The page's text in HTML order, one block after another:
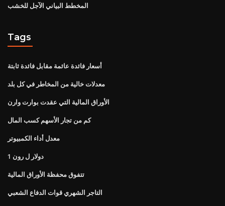
المخطط البياني الآجل للخشب
Tags
أسعار فائدة عائمة مقابل فائدة ثابتة
معدلات خالية من المخاطر في كل بلد
الأوراق المالية التي عقدت بوارت وارن
كم من تجار الأسهم كسب المال
معدل أداء الكمبيوتر
1 دولار ل رون
تتفوق محفظة الأوراق المالية
التاجر الشهري قوات الدفاع الشعبي